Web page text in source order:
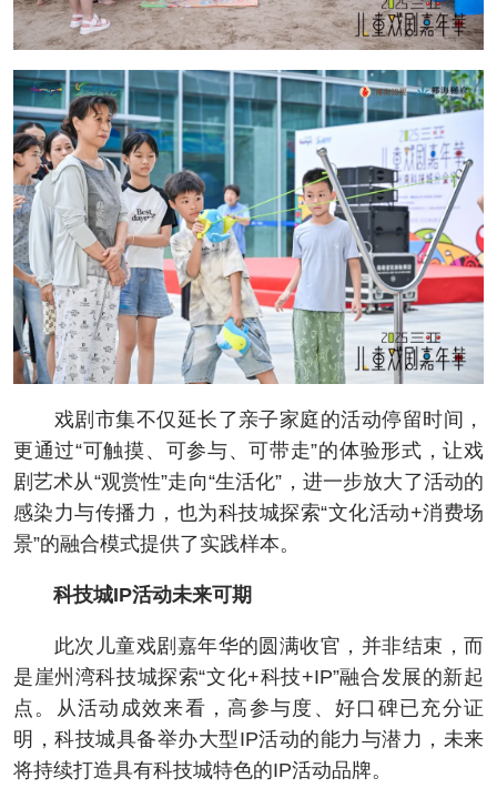
戏剧市集不仅延长了亲子家庭的活动停留时间，
更通过“可触摸、可参与、可带走”的体验形式，让戏
剧艺术从“观赏性”走向“生活化”，进一步放大了活动的
感染力与传播力，也为科技城探索“文化活动+消费场
景”的融合模式提供了实践样本。
科技城IP活动未来可期
此次儿童戏剧嘉年华的圆满收官，并非结束，而
是崖州湾科技城探索“文化+科技+IP”融合发展的新起
点。从活动成效来看，高参与度、好口碑已充分证
明，科技城具备举办大型IP活动的能力与潜力，未来
将持续打造具有科技城特色的IP活动品牌。